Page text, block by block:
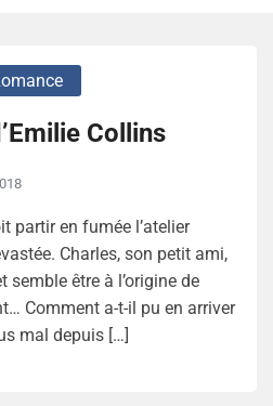
Collins
partir en fumée l’atelier
Charles, son petit ami,
semble être à l’origine de
Comment a-t-il pu en arriver
mal depuis […]